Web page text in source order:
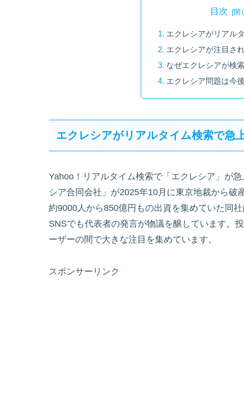
目次
エクレシアがリアル
エクレシアが注目さ
なぜエクレシアが検
エクレシア問題は今
エクレシアがリアルタイム検索で急
Yahoo！リアルタイム検索で「エクレシア」が
シア合同会社」が2025年10月に東京地裁から破
約9000人から850億円もの出資を集めていた同
SNSでも代表者の発言が物議を醸しています。
ーザーの間で大きな注目を集めています。
スポンサーリンク